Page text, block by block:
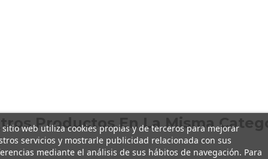
Productos En La Misma
sitio web utiliza cookies propias y de terceros para mejorar
servicios y mostrarle publicidad relacionada con sus
mediante el análisis de sus hábitos de navegación. Para